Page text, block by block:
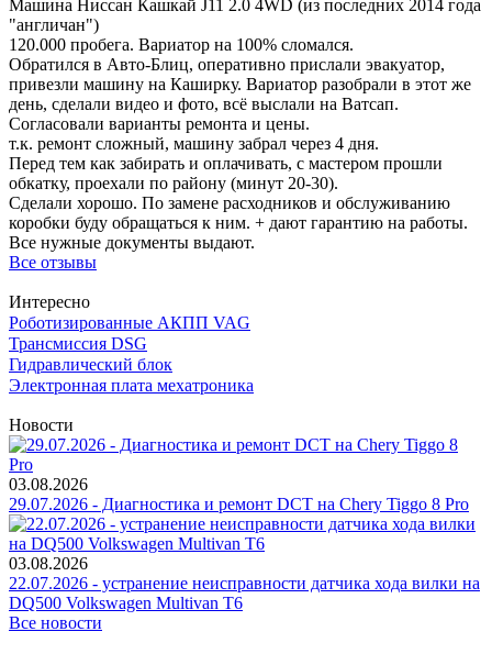
Машина Ниссан Кашкай J11 2.0 4WD (из последних 2014 года
"англичан")
120.000 пробега. Вариатор на 100% сломался.
Обратился в Авто-Блиц, оперативно прислали эвакуатор,
привезли машину на Каширку. Вариатор разобрали в этот же
день, сделали видео и фото, всё выслали на Ватсап.
Согласовали варианты ремонта и цены.
т.к. ремонт сложный, машину забрал через 4 дня.
Перед тем как забирать и оплачивать, с мастером прошли
обкатку, проехали по району (минут 20-30).
Сделали хорошо. По замене расходников и обслуживанию
коробки буду обращаться к ним. + дают гарантию на работы.
Все нужные документы выдают.
Все отзывы
Интересно
Роботизированные АКПП VAG
Трансмиссия DSG
Гидравлический блок
Электронная плата мехатроника
Новости
03.08.2026
29.07.2026 - Диагностика и ремонт DCT на Chery Tiggo 8 Pro
03.08.2026
22.07.2026 - устранение неисправности датчика хода вилки на
DQ500 Volkswagen Multivan T6
Все новости